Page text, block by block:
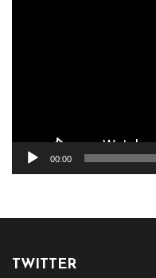
00:00
TWITTER